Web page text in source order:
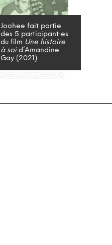
Joohee fait partie
des 5 participant·es
du film Une histoire
à soi d’Amandine
Gay (2021)